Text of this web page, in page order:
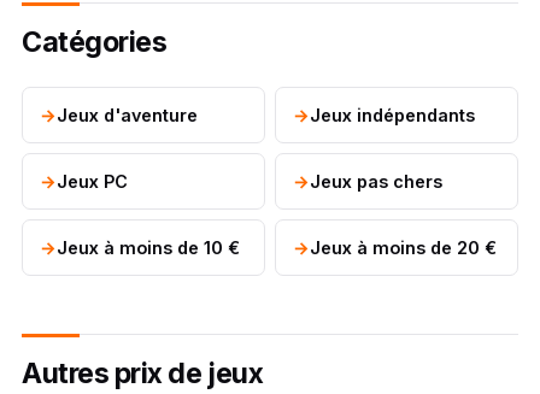
Catégories
Jeux d'aventure Jeux indépendants
Jeux PC Jeux pas chers
Jeux à moins de 10 € Jeux à moins de 20 €
Autres prix de jeux